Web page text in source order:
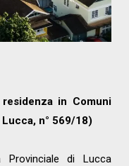
in Comuni
n° 569/18)
Provinciale di Lucca